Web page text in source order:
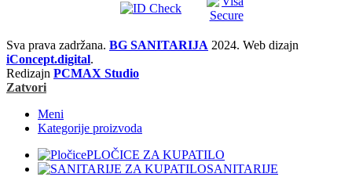
Sva prava zadržana. BG SANITARIJA 2024. Web dizajn
iConcept.digital.
Redizajn PCMAX Studio
Zatvori
Meni
Kategorije proizvoda
PLOČICE ZA KUPATILO
SANITARIJE